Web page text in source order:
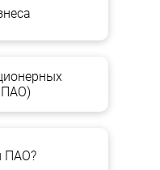
и сборов. Во-
кредиторской
и сборам), а
окончания
всех налогов и
предугадать период
ПАО?